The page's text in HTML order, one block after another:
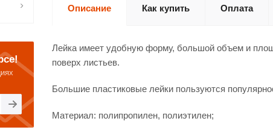
Описание Как купить Оплата
Лейка имеет удобную форму, большой объем и
поверх листьев.
Большие пластиковые лейки пользуются
Материал: полипропилен, полиэтилен;